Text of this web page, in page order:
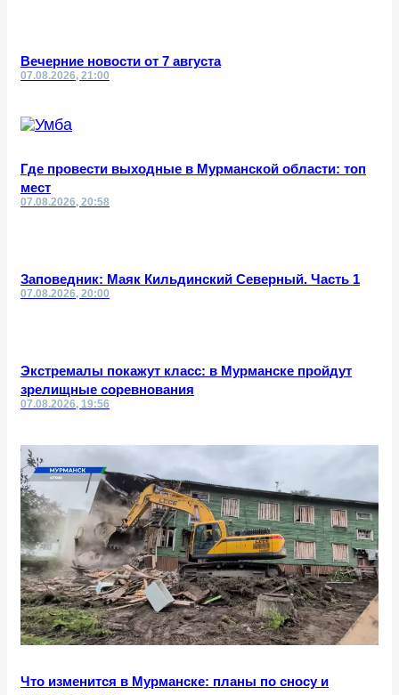
Вечерние новости от 7 августа
07.08.2026, 21:00
Где провести выходные в Мурманской области: топ
мест
07.08.2026, 20:58
Заповедник: Маяк Кильдинский Северный. Часть 1
07.08.2026, 20:00
Экстремалы покажут класс: в Мурманске пройдут
зрелищные соревнования
07.08.2026, 19:56
Что изменится в Мурманске: планы по сносу и